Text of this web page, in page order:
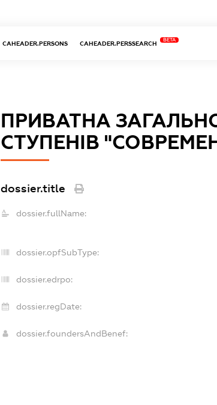
CAHEADER.PERSONS CAHEADER.PERSSEARCH
BETA
ПРИВАТНА
СТУПЕНІВ
dossier.title
dossier.fullName:
dossier.opfSubType:
dossier.edrpo:
dossier.regDate:
dossier.foundersAndBenef: